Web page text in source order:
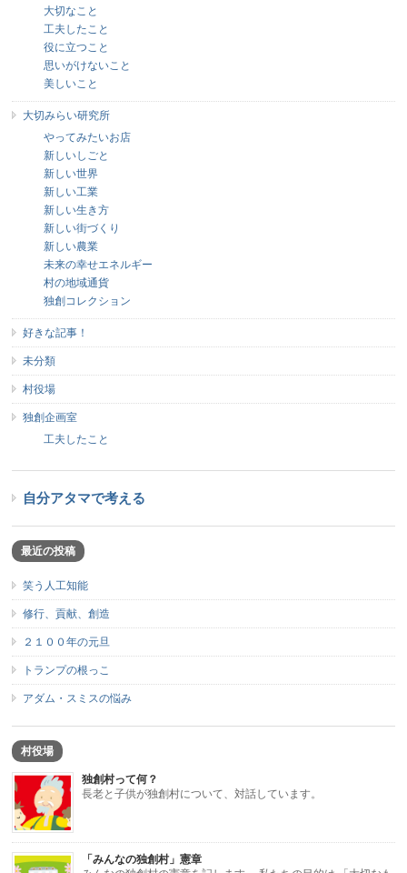
大切なこと
工夫したこと
役に立つこと
思いがけないこと
美しいこと
大切みらい研究所
やってみたいお店
新しいしごと
新しい世界
新しい工業
新しい生き方
新しい街づくり
新しい農業
未来の幸せエネルギー
村の地域通貨
独創コレクション
好きな記事！
未分類
村役場
独創企画室
工夫したこと
自分アタマで考える
最近の投稿
笑う人工知能
修行、貢献、創造
２１００年の元旦
トランプの根っこ
アダム・スミスの悩み
村役場
独創村って何？
長老と子供が独創村について、対話しています。
「みんなの独創村」憲章